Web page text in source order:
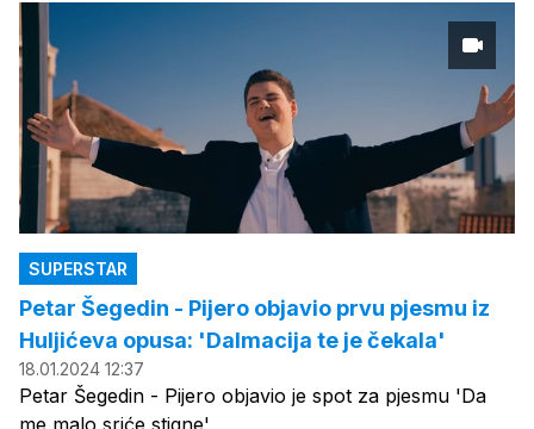
SUPERSTAR
Petar Šegedin - Pijero objavio prvu pjesmu iz
Huljićeva opusa: 'Dalmacija te je čekala'
18.01.2024 12:37
Petar Šegedin - Pijero objavio je spot za pjesmu 'Da